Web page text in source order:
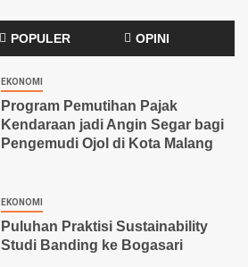
POPULER OPINI
EKONOMI
Program Pemutihan Pajak
Kendaraan jadi Angin Segar bagi
Pengemudi Ojol di Kota Malang
EKONOMI
Puluhan Praktisi Sustainability
Studi Banding ke Bogasari